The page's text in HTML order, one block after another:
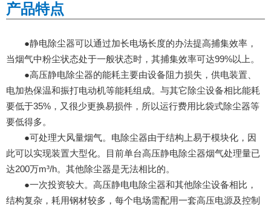
产品特点
●静电除尘器可以通过加长电场长度的办法提高捕集效率，
当烟气中粉尘状态处于一般状态时，其捕集效率可达99%以上。
●高压静电除尘器的能耗主要由设备阻力损失，供电装置、
电加热保温和振打电动机等能耗组成。与其它除尘设备相比能耗
要低于35%，又很少更换易损件，所以运行费用比袋式除尘器等
要低得多。
●可处理大风量烟气。电除尘器由于结构上易于模块化，因
此可以实现装置大型化。目前单台高压静电除尘器烟气处理量已
达200万m³/h。其他除尘器是无法相比的。
●一次投资较大。高压静电电除尘器和其他除尘设备相比，
结构复杂，耗用钢材较多，每个电场需配用一套高压电源及控制